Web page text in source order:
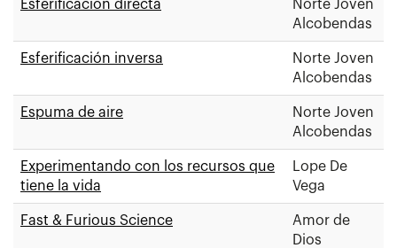
Esferificación directa
Norte Joven
Alcobendas
Esferificación inversa
Norte Joven
Alcobendas
Espuma de aire
Norte Joven
Alcobendas
Experimentando con los recursos que
tiene la vida
Lope De
Vega
Fast & Furious Science
Amor de
Dios